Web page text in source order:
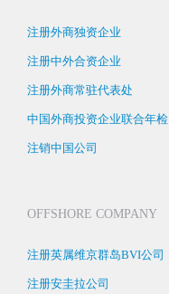
注册外商独资企业
注册中外合资企业
注册外商常驻代表处
中国外商投资企业联合年检
注销中国公司
OFFSHORE COMPANY
注册英属维京群岛BVI公司
注册安圭拉公司